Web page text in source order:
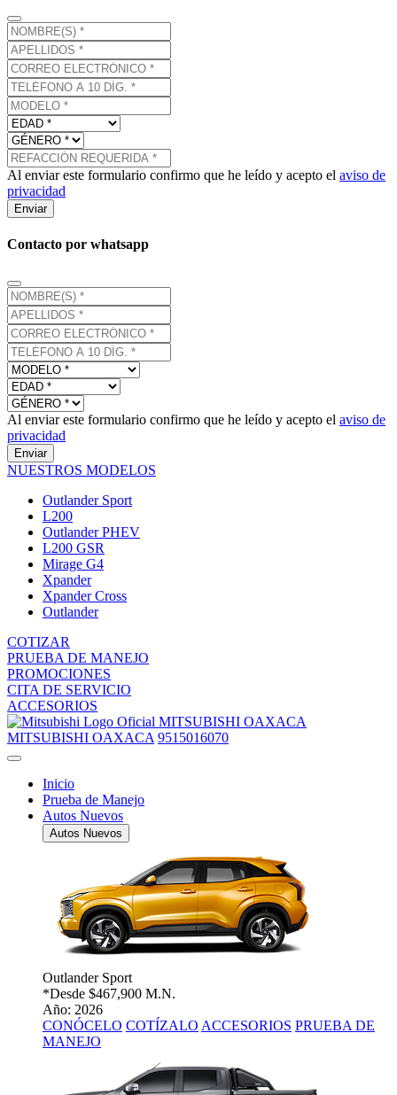
Al enviar este formulario confirmo que he leído y acepto el aviso de
privacidad
Enviar
Contacto por whatsapp
Al enviar este formulario confirmo que he leído y acepto el aviso de
privacidad
Enviar
NUESTROS MODELOS
Outlander Sport
L200
Outlander PHEV
L200 GSR
Mirage G4
Xpander
Xpander Cross
Outlander
COTIZAR
PRUEBA DE MANEJO
PROMOCIONES
CITA DE SERVICIO
ACCESORIOS
MITSUBISHI OAXACA
MITSUBISHI OAXACA 9515016070
Inicio
Prueba de Manejo
Autos Nuevos
Autos Nuevos
Outlander Sport
*Desde $467,900 M.N.
Año: 2026
CONÓCELO COTÍZALO ACCESORIOS PRUEBA DE
MANEJO